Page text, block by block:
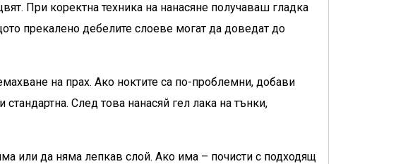
При коректна техника на нанасяне получаваш гладка
прекалено дебелите слоеве могат да доведат до
на прах. Ако ноктите са по-проблемни, добави
След това нанасяй гел лака на тънки,
или да няма лепкав слой. Ако има – почисти с подходящ